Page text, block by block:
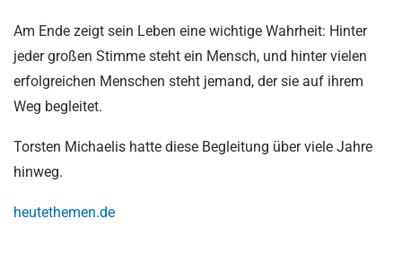
Am Ende zeigt sein Leben eine wichtige Wahrheit: Hinter
jeder großen Stimme steht ein Mensch, und hinter vielen
erfolgreichen Menschen steht jemand, der sie auf ihrem
Weg begleitet.
Torsten Michaelis hatte diese Begleitung über viele Jahre
hinweg.
heutethemen.de